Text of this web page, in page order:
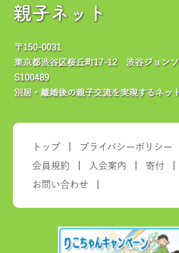
親子ネット
トップ プライバシーポリシー
会員規約 入会案内 寄付
お問い合わせ